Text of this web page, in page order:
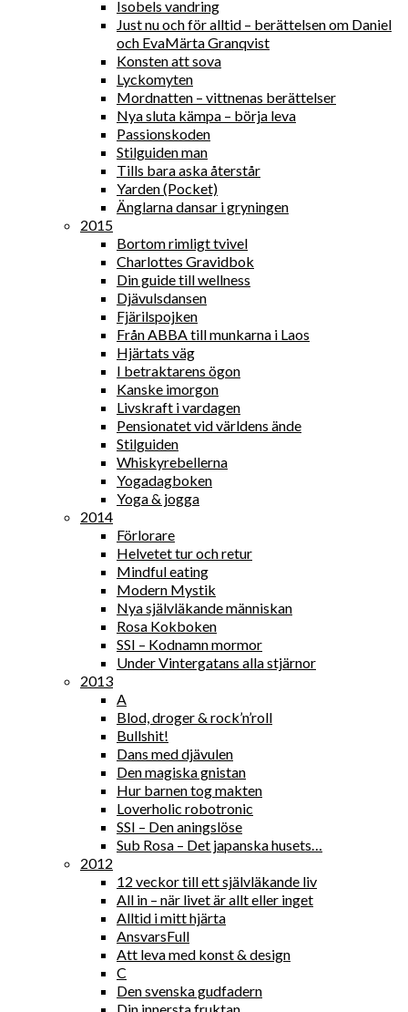
Isobels vandring
Just nu och för alltid – berättelsen om Daniel
och EvaMärta Granqvist
Konsten att sova
Lyckomyten
Mordnatten – vittnenas berättelser
Nya sluta kämpa – börja leva
Passionskoden
Stilguiden man
Tills bara aska återstår
Yarden (Pocket)
Änglarna dansar i gryningen
2015
Bortom rimligt tvivel
Charlottes Gravidbok
Din guide till wellness
Djävulsdansen
Fjärilspojken
Från ABBA till munkarna i Laos
Hjärtats väg
I betraktarens ögon
Kanske imorgon
Livskraft i vardagen
Pensionatet vid världens ände
Stilguiden
Whiskyrebellerna
Yogadagboken
Yoga & jogga
2014
Förlorare
Helvetet tur och retur
Mindful eating
Modern Mystik
Nya självläkande människan
Rosa Kokboken
SSI – Kodnamn mormor
Under Vintergatans alla stjärnor
2013
A
Blod, droger & rock’n’roll
Bullshit!
Dans med djävulen
Den magiska gnistan
Hur barnen tog makten
Loverholic robotronic
SSI – Den aningslöse
Sub Rosa – Det japanska husets…
2012
12 veckor till ett självläkande liv
All in – när livet är allt eller inget
Alltid i mitt hjärta
AnsvarsFull
Att leva med konst & design
C
Den svenska gudfadern